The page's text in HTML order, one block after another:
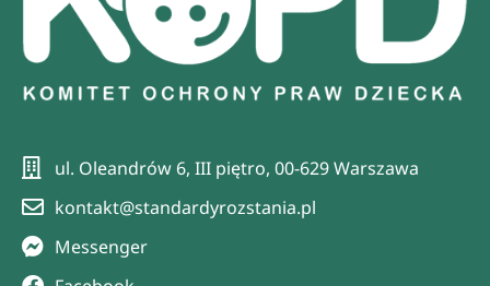
ul. Oleandrów 6, III piętro, 00-629 Warszawa
kontakt@standardyrozstania.pl
Messenger